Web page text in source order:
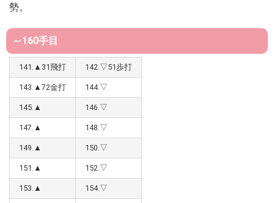
勢。
～160手目
141.▲31飛打 142.▽51歩打
143.▲72金打 144.▽
145.▲ 146.▽
147.▲ 148.▽
149.▲ 150.▽
151.▲ 152.▽
153.▲ 154.▽